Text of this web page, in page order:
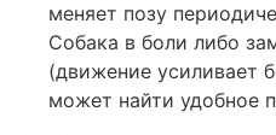
меняет позу
Собака в боли либо
(движение усиливает
может найти удобное